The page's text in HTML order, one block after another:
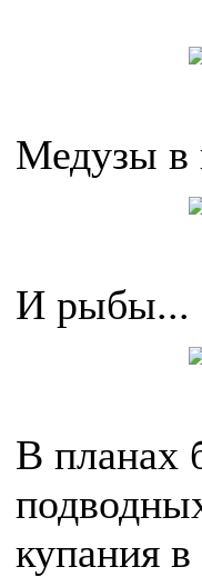
Медузы в
И рыбы...
В планах
купания